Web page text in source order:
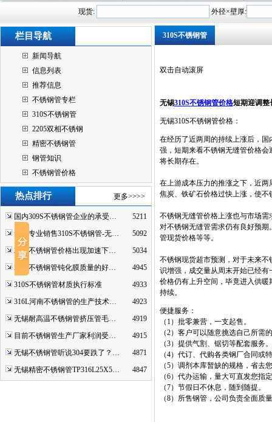
现货: 外径×壁厚:
栏目导航
新闻导航
信息列表
推荐信息
不锈钢管专栏
310S不锈钢管
2205双相不锈钢
精密不锈钢管
钢管知识
不锈钢管价格
热点排行 更多>>>>
国内309S不锈钢管企业的承受…
5211
无锡专业销售310S不锈钢管-无…
5092
2507不锈钢管价格出现加速下…
5034
2520不锈钢管钝化膜质量的好…
4945
310S不锈钢管材质执行标准
4933
316L河南不锈钢管的生产技术…
4923
无锡耐高温不锈钢管挤压管毛…
4919
目前不锈钢管生产厂家利润受…
4915
无锡不锈钢管听说304要跌了？…
4871
无锡精密不锈钢管TP316L25X5…
4847
310S不锈钢管
双击自动滚屏
无锡310S不锈钢管价格短期迎调整
无锡310S不锈钢管价格：
在经历了近两周的持续上涨后，
强，短期来看不锈钢无缝管价格
将长期存在。
在上游成本压力的推涨之下，近
焦炭、铁矿石价格过快上涨，使
不锈钢无缝管价格上涨也与市场
对不锈钢无缝管需求仍有良好预
管现货价格等等。
不锈钢现货超市预测，对于未来
识增强，成交量从周末开始已经
价格仍有上升空间，毕竟进入供
持续。
便捷服务：
（1）批零兼营，一支起售。
（2）客户可以随意挑选自己所需
（3）提供气割、锯切等配套服务
（4）代订、代购各类钢厂合同或
（5）调剂本库暂缺的规格，省去
（6）代办运输，量大可直发您指
（7）节假日不休息，随到随提。
（8）所售钢管，公司负责全面质